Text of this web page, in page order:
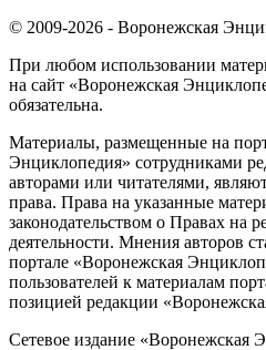
© 2009-2026 - Воронежская
При любом использовании
на сайт «Воронежская
обязательна.
Материалы, размещенные на
Энциклопедия» сотрудниками
авторами или читателями,
права. Права на указанные
законодательством о Правах на
деятельности. Мнения авторов
портале «Воронежская
пользователей к материалам
позицией редакции
Сетевое издание